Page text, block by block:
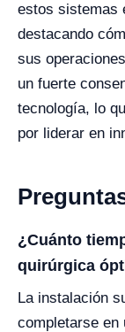
estos sistemas
destacando
sus
un fuerte
tecnología, lo
por liderar en
¿Cuánto
quirúrgica
La instalación
completarse en